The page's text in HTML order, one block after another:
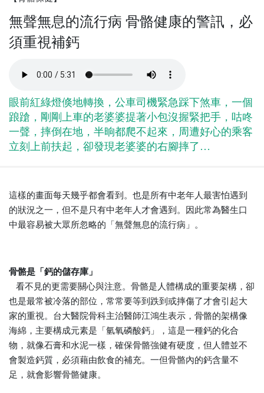
無聲無息的流行病 骨骼健康的警訊，必
須重視補鈣
眼前紅綠燈倏地轉換，公車司機緊急踩下煞車，一個
踉蹌，剛剛上車的老婆婆提著小包沒握緊把手，咕咚
一聲，摔倒在地，半晌都爬不起來，周遭好心的乘客
立刻上前扶起，卻發現老婆婆的右腳摔了…
這樣的畫面每天幾乎都會看到。也是所有中老年人最害怕遇到
的狀況之一，但不是只有中老年人才會遇到。因此常為醫生口
中最容易被大眾所忽略的「無聲無息的流行病」。
骨骼是「鈣的儲存庫」
看不見的更需要關心與注意。骨骼是人體構成的重要架構，卻
也是最常被冷落的部位，常常要等到跌到或摔傷了才會引起大
家的重視。台大醫院骨科主治醫師江鴻生表示，骨骼的架構像
海綿，主要構成元素是「氫氧磷酸鈣」，這是一種鈣的化合
物，就像石膏和水泥一樣，確保骨骼強健有硬度，但人體並不
會製造鈣質，必須藉由飲食的補充。一但骨骼內的鈣含量不
足，就會影響骨骼健康。